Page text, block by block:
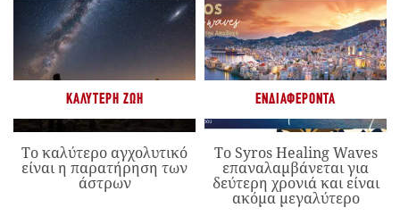
ΚΑΛΎΤΕΡΗ ΖΩΉ
Το καλύτερο αγχολυτικό
είναι η παρατήρηση των
άστρων
ΕΝΔΙΑΦΈΡΟΝΤΑ
Το Syros Healing Waves
επαναλαμβάνεται για
δεύτερη χρονιά και είναι
ακόμα μεγαλύτερο